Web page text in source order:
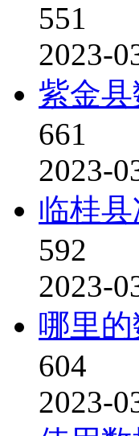
551
2023-
紫金
661
2023-
临桂
592
2023-
哪里
604
2023-